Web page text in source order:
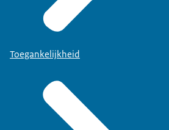
Toegankelijkheid